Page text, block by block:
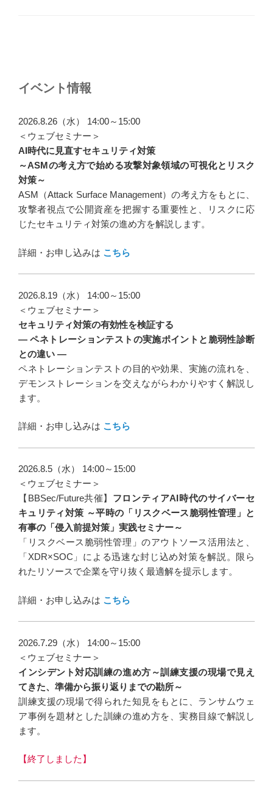
ナ
ゲ
ー
シ
ョ
ン
イベント情報
2026.8.26（水） 14:00～15:00
＜ウェブセミナー＞
AI時代に見直すセキュリティ対策
～ASMの考え方で始める攻撃対象領域の可視化とリスク
対策～
ASM（Attack Surface Management）の考え方をもとに、
攻撃者視点で公開資産を把握する重要性と、リスクに応
じたセキュリティ対策の進め方を解説します。
詳細・お申し込みは こちら
2026.8.19（水） 14:00～15:00
＜ウェブセミナー＞
セキュリティ対策の有効性を検証する
― ペネトレーションテストの実施ポイントと脆弱性診断
との違い ―
ペネトレーションテストの目的や効果、実施の流れを、
デモンストレーションを交えながらわかりやすく解説し
ます。
詳細・お申し込みは こちら
2026.8.5（水） 14:00～15:00
＜ウェブセミナー＞
【BBSec/Future共催】 フロンティアAI時代のサイバーセ
キュリティ対策 ～平時の「リスクベース脆弱性管理」と
有事の「侵入前提対策」実践セミナー～
「リスクベース脆弱性管理」のアウトソース活用法と、
「XDR×SOC」による迅速な封じ込め対策を解説。限ら
れたリソースで企業を守り抜く最適解を提示します。
詳細・お申し込みは こちら
2026.7.29（水） 14:00～15:00
＜ウェブセミナー＞
インシデント対応訓練の進め方～訓練支援の現場で見え
てきた、準備から振り返りまでの勘所～
訓練支援の現場で得られた知見をもとに、ランサムウェ
ア事例を題材とした訓練の進め方を、実務目線で解説し
ます。
【終了しました】